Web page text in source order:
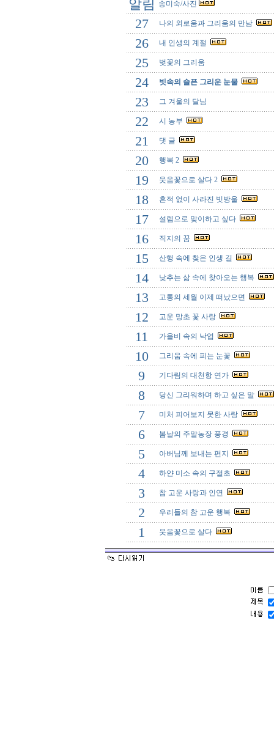
알림 송미숙/사진
27 나의 외로움과 그리움의 만남
26 내 인생의 계절
25 벚꽃의 그리움
24 빗속의 슬픈 그리운 눈물
23 그 겨울의 달님
22 시 농부
21 댓 글
20 행복 2
19 웃음꽃으로 살다 2
18 흔적 없이 사라진 빗방울
17 설렘으로 맞이하고 싶다
16 직지의 꿈
15 산행 속에 찾은 인생 길
14 낮추는 삶 속에 찾아오는 행복
13 고통의 세월 이제 떠났으면
12 고운 망초 꽃 사랑
11 가을비 속의 낙엽
10 그리움 속에 피는 눈꽃
9 기다림의 대천항 연가
8 당신 그리워하며 하고 싶은 말
7 미처 피어보지 못한 사랑
6 봄날의 주말농장 풍경
5 아버님께 보내는 편지
4 하얀 미소 속의 구절초
3 참 고운 사랑과 인연
2 우리들의 참 고운 행복
1 웃음꽃으로 살다